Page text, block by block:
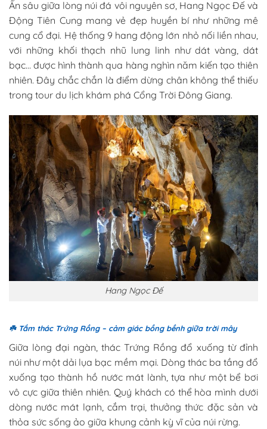
Ẩn sâu giữa lòng núi đá vôi nguyên sơ, Hang Ngọc Đế và
Động Tiên Cung mang vẻ đẹp huyền bí như những mê
cung cổ đại. Hệ thống 9 hang động lớn nhỏ nối liền nhau,
với những khối thạch nhũ lung linh như dát vàng, dát
bạc… được hình thành qua hàng nghìn năm kiến tạo thiên
nhiên. Đây chắc chắn là điểm dừng chân không thể thiếu
trong tour du lịch khám phá Cổng Trời Đông Giang.
Hang Ngọc Đế
☘️ Tắm thác Trứng Rồng – cảm giác bồng bềnh giữa trời mây
Giữa lòng đại ngàn, thác Trứng Rồng đổ xuống từ đỉnh
núi như một dải lụa bạc mềm mại. Dòng thác ba tầng đổ
xuống tạo thành hồ nước mát lành, tựa như một bể bơi
vô cực giữa thiên nhiên. Quý khách có thể hòa mình dưới
dòng nước mát lạnh, cắm trại, thưởng thức đặc sản và
thỏa sức sống ảo giữa khung cảnh kỳ vĩ của núi rừng.